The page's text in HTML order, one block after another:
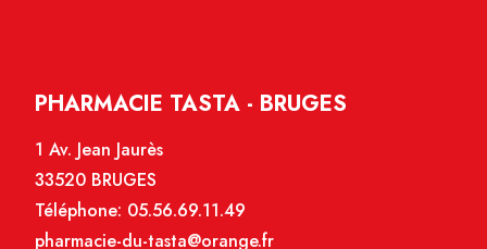
PHARMACIE TASTA - BRUGES
1 Av. Jean Jaurès
33520 BRUGES
Téléphone: 05.56.69.11.49
pharmacie-du-tasta@orange.fr